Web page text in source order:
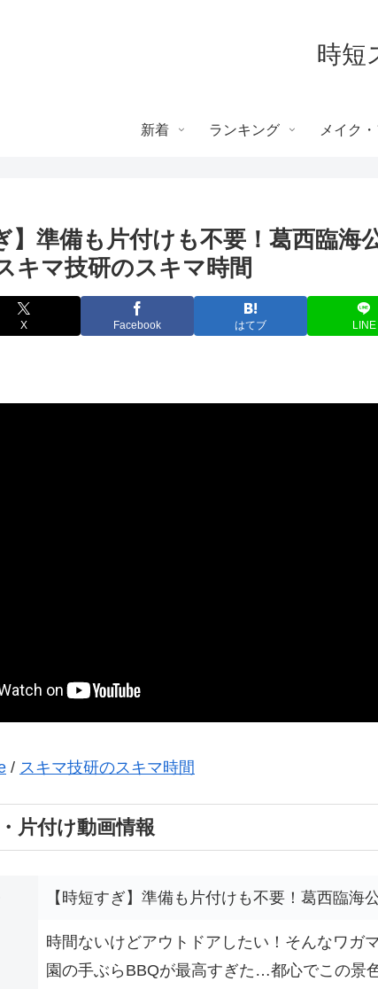
時短
新着 ランキング メイク
】準備も片付けも不要！葛西臨
キマ技研のスキマ時間
X Facebook はてブ LINE
/ スキマ技研のスキマ時間
片付け動画情報
【時短すぎ】準備も片付けも不要！葛西臨海
時間ないけどアウトドアしたい！そんなワガ
園の手ぶらBBQが最高すぎた…都心でこの景